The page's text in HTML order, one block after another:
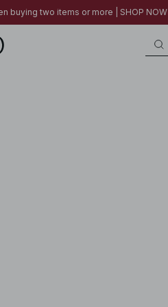
buying two items or more | SHOP NOW